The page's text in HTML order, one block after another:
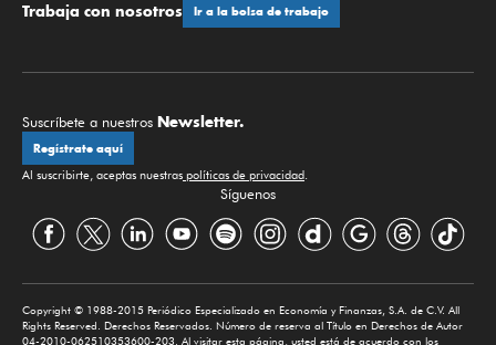
Trabaja con nosotros Ir a la bolsa de trabajo
Suscríbete a nuestros Newsletter.
Regístrate aquí
Al suscribirte, aceptas nuestras políticas de privacidad.
Síguenos
Copyright © 1988-2015 Periódico Especializado en Economía y Finanzas, S.A. de C.V. All
Rights Reserved. Derechos Reservados. Número de reserva al Título en Derechos de Autor
04-2010-062510353600-203. Al visitar esta página, usted está de acuerdo con los